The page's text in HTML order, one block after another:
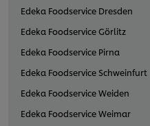
Edeka Foodservice Dresden
Edeka Foodservice Görlitz
Edeka Foodservice Pirna
Edeka Foodservice Schweinfurt
Edeka Foodservice Weiden
Edeka Foodservice Weimar